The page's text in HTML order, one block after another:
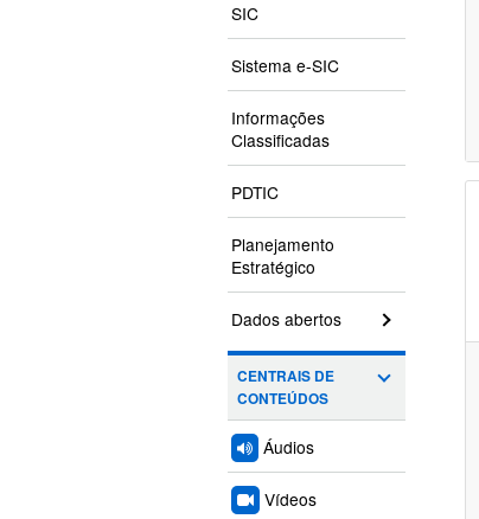
SIC
Sistema e-SIC
Informações
Classificadas
PDTIC
Planejamento
Estratégico
Dados abertos
CENTRAIS DE
CONTEÚDOS
Áudios
Vídeos